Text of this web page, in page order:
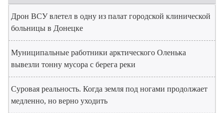
Дрон ВСУ влетел в одну из палат городской клинической
больницы в Донецке
Муниципальные работники арктического Оленька
вывезли тонну мусора с берега реки
Суровая реальность. Когда земля под ногами продолжает
медленно, но верно уходить